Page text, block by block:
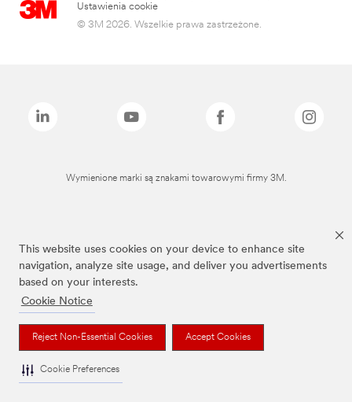
This website uses cookies on your device to enhance site
navigation, analyze site usage, and deliver you advertisements
based on your interests.
Cookie Notice
Reject Non-Essential Cookies Accept Cookies
Cookie Preferences
Ustawienia cookie
© 3M 2026. Wszelkie prawa zastrzeżone.
Wymienione marki są znakami towarowymi firmy 3M.